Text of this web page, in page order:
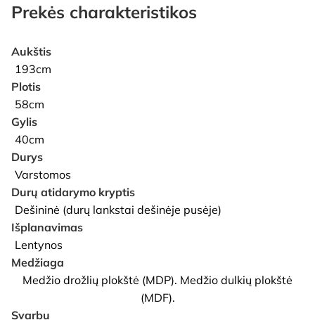
Prekės charakteristikos
Aukštis
193cm
Plotis
58cm
Gylis
40cm
Durys
Varstomos
Durų atidarymo kryptis
Dešininė (durų lankstai dešinėje pusėje)
Išplanavimas
Lentynos
Medžiaga
Medžio drožlių plokštė (MDP). Medžio dulkių plokštė
(MDF).
Svarbu